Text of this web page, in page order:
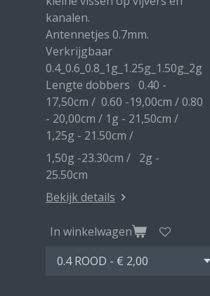
kanalen.
Antennetjes 0.7mm.
Verkrijgbaar
0.4_0.6_0.8_1g_1.25g_1.50g_2g
Lengte dobbers 0.40 -
17,50cm / 0.60 -19,00cm / 0.80
- 20,00cm / 1g - 21,50cm /
1,25g - 21.50cm /
1,50g -23.30cm / 2g -
25.50cm
Bekijk details
In winkelwagen